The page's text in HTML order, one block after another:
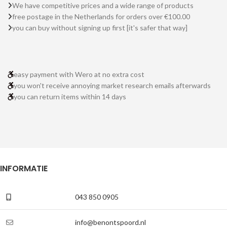
We have competitive prices and a wide range of products
free postage in the Netherlands for orders over €100.00
you can buy without signing up first [it's safer that way]
easy payment with Wero at no extra cost
you won't receive annoying market research emails afterwards
you can return items within 14 days
INFORMATIE
043 850 0905
info@benontspoord.nl